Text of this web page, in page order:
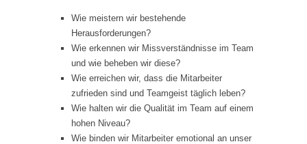
Wie meistern wir bestehende
Herausforderungen?
Wie erkennen wir Missverständnisse im Team
und wie beheben wir diese?
Wie erreichen wir, dass die Mitarbeiter
zufrieden sind und Teamgeist täglich leben?
Wie halten wir die Qualität im Team auf einem
hohen Niveau?
Wie binden wir Mitarbeiter emotional an unser